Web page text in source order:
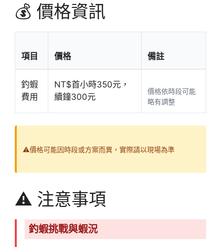
💰 價格資訊
項目 價格 備註
釣蝦
費用
NT$首小時350元，
續鐘300元
價格依時段可能
略有調整
⚠️價格可能因時段或方案而異，實際請以現場為準
⚠️ 注意事項
釣蝦挑戰與蝦況